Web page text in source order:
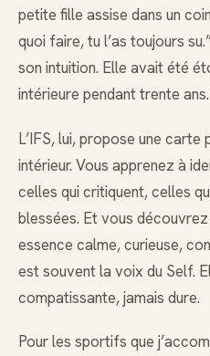
petite fille assise dans un
quoi faire, tu l’as toujours
son intuition. Elle avait été
intérieure pendant trente ans.
L’IFS, lui, propose une
intérieur. Vous apprenez à
celles qui critiquent, celles
blessées. Et vous
essence calme, curieuse,
est souvent la voix du Self.
compatissante, jamais dure.
Pour les sportifs que